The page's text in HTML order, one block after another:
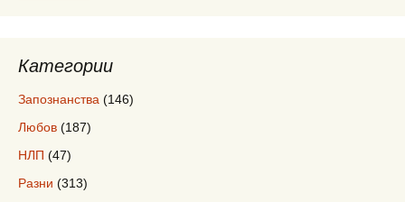
Категории
Запознанства (146)
Любов (187)
НЛП (47)
Разни (313)